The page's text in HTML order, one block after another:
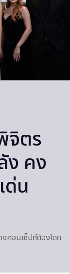
จิตร
ง คง
ด่น
คอนเซ็ปต์ต้องโดด